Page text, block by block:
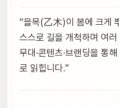
“을목(乙木)이 봄에 크게
스스로 길을 개척하며 여
무대·콘텐츠·브랜딩을 통
로 읽힙니다.”